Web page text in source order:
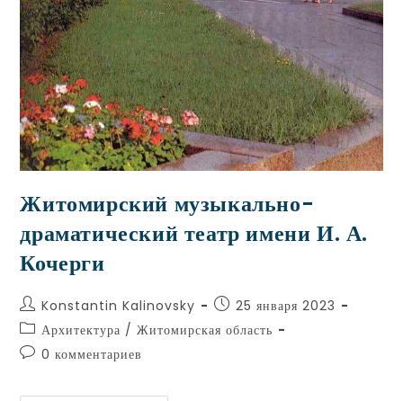
Житомирский музыкально-
драматический театр имени И. А.
Кочерги
Konstantin Kalinovsky
25 января 2023
Архитектура / Житомирская область
0 комментариев